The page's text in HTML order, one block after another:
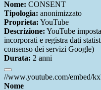
Nome: CONSENT
Tipologia: anonimizzato
Proprieta: YouTube
Descrizione: YouTube
incorporati e registra dati
consenso dei servizi Google)
Durata: 2 anni
//www.youtube.com/embed/
Nome